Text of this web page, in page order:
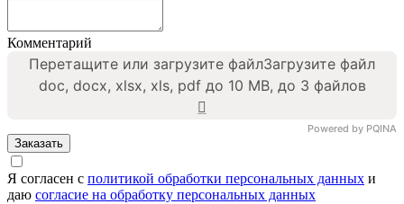
Комментарий
Powered by PQINA
Перетащите или загрузите файлЗагрузите файл
doc, docx, xlsx, xls, pdf до 10 MB, до 3 файлов
Заказать
Я согласен с политикой обработки персональных данных и
даю согласие на обработку персональных данных